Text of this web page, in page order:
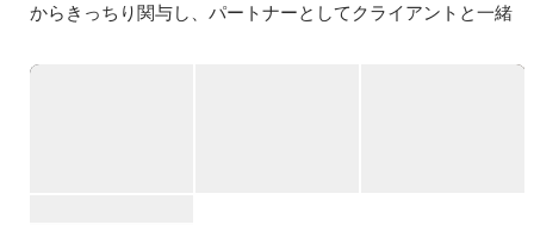
からきっちり関与し、パートナーとしてクライアントと一緒
います。